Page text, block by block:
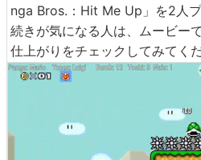
nga Bros.：Hit Me Up」を2人
続きが気になる人は、ムービー
仕上がりをチェックしてみてくだ